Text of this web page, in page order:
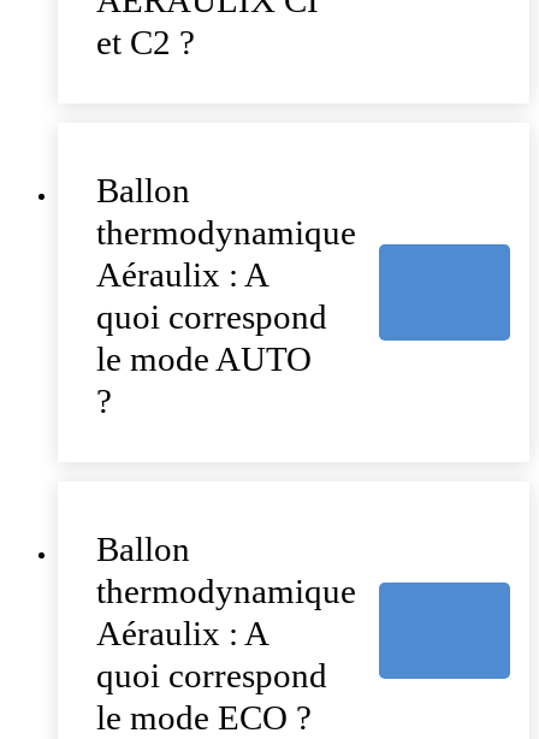
et C2 ?
Ballon
thermodynamique
Aéraulix : A
quoi correspond
le mode AUTO
?
Ballon
thermodynamique
Aéraulix : A
quoi correspond
le mode ECO ?